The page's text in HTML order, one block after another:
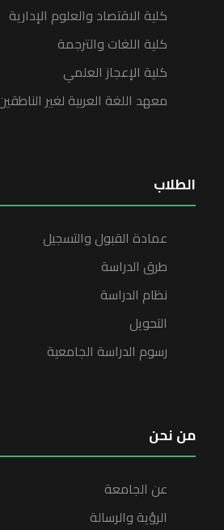
كلية الاقتصاد والعلوم الإدارية
كلية اللغات والترجمة
كلية الإعجاز العلمي
معهد اللغة العربية لغير
الطلاب
عمادة القبول والتسجيل
طرق الدراسة
نظام الدراسة
التحويل
رسوم الدراسة الجامعية
من نحن
عن الجامعة
الرؤية والرسالة